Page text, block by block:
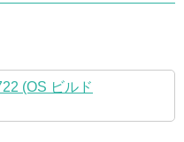
(OS ビルド